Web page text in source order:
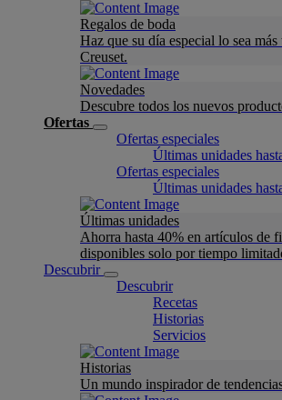
Regalos de boda
Haz que su día especial lo sea
Creuset.
Novedades
Descubre todos los nuevos
Ofertas
Ofertas especiales
Últimas unidades
Ofertas especiales
Últimas unidades
Últimas unidades
Ahorra hasta 40% en artículos de
disponibles solo por tiempo
Descubrir
Descubrir
Recetas
Historias
Servicios
Historias
Un mundo inspirador de